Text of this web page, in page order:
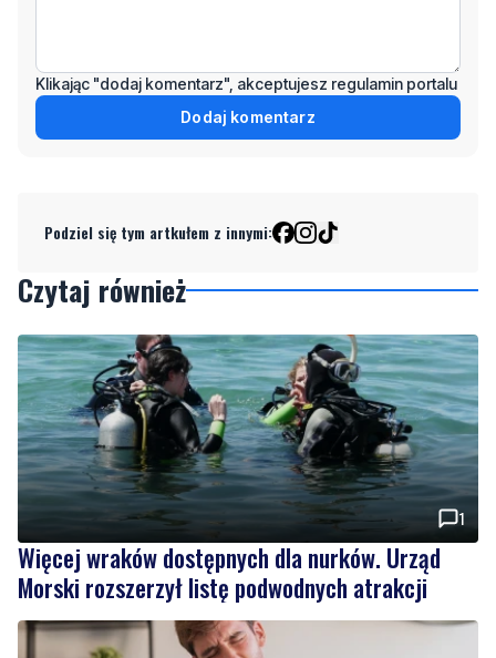
1
Więcej wraków dostępnych dla nurków. Urząd
Morski rozszerzył listę podwodnych atrakcji